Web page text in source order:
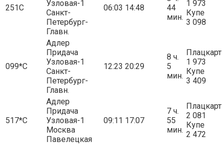
251С
Узловая-1
Санкт-
Петербург-
Главн.
06:03 14:48
44
мин.
1 973
Купе
3 098
099*С
Адлер
Придача
Узловая-1
Санкт-
Петербург-
Главн.
12:23 20:29
8 ч.
5
мин.
Плацкарт
1 973
Купе
3 409
517*С
Адлер
Придача
Узловая-1
Москва
Павелецкая
09:11 17:07
7 ч.
55
мин.
Плацкарт
2 081
Купе
2 472